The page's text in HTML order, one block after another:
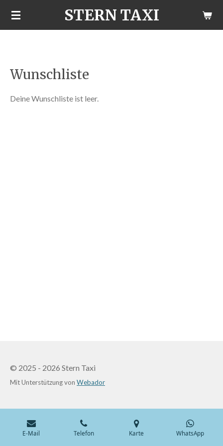
Zum
STERN TAXI
Wunschliste
Deine Wunschliste ist leer.
© 2025 - 2026 Stern Taxi
Mit Unterstützung von Webador
E-Mail Telefon Karte WhatsApp